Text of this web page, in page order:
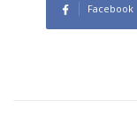
Facebook